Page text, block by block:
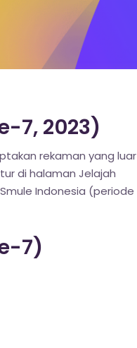
7, 2023)
rekaman yang luar
di halaman Jelajah
Indonesia (periode
7)